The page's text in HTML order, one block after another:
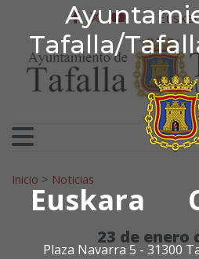
Tafalla/
Euskara
Plaza Navarra 5 - 31300
Ir al contenidofacebook
twitter
youtube
Search for:
Inicio > Noticias
23 de enero